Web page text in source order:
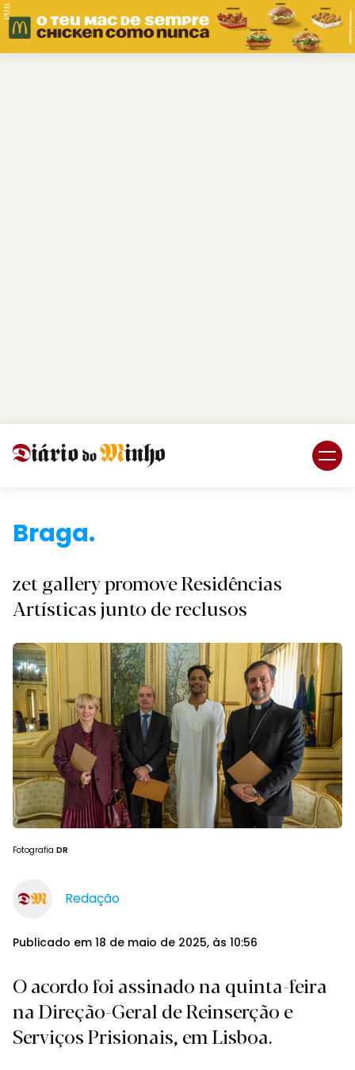
PUB.
Br
zet gallery promove Residências
Artísticas junto de reclusos
Fotografia DR
Redação
Publicado em 18 de maio de 2025, às 10:56
O acordo foi assinado na quinta-feira
na Direção-Geral de Reinserção e
Serviços Prisionais, em Lisboa.